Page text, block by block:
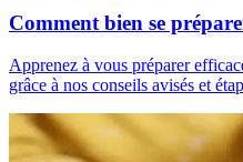
Comment bien se
Apprenez à vous préparer
grâce à nos conseils avisés et